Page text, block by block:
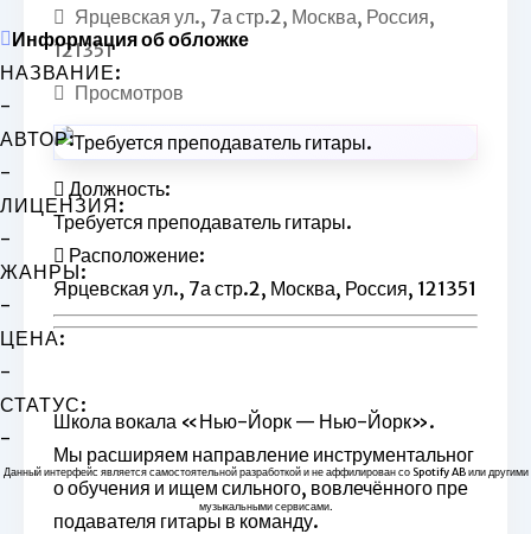
Ярцевская ул., 7а стр.2, Москва, Россия,
121351
Просмотров
Должность:
Требуется преподаватель гитары.
Расположение:
Ярцевская ул., 7а стр.2, Москва, Россия, 121351
Школа вокала «Нью-Йорк — Нью-Йорк».
Мы расширяем направление инструментальног
о обучения и ищем сильного, вовлечённого пре
подавателя гитары в команду.
Информация об обложке
НАЗВАНИЕ:
-
АВТОР:
-
ЛИЦЕНЗИЯ:
-
ЖАНРЫ:
-
ЦЕНА:
-
СТАТУС:
-
Данный интерфейс является самостоятельной разработкой и не аффилирован со Spotify AB или другими
музыкальными сервисами.